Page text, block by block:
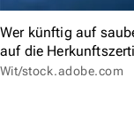
Wer künftig auf
auf die
Wit/stock.adobe.com